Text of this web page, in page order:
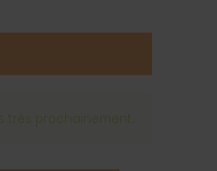
très prochainement.